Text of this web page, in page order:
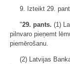
9. Izteikt 29.
"29. pants. (1)
pilnvaro pieņemt
piemērošanu.
(2) Latvijas